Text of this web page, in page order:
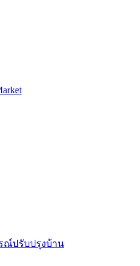
ณ์ปรับปรุงบ้าน